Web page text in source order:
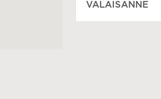
VALAISANNE